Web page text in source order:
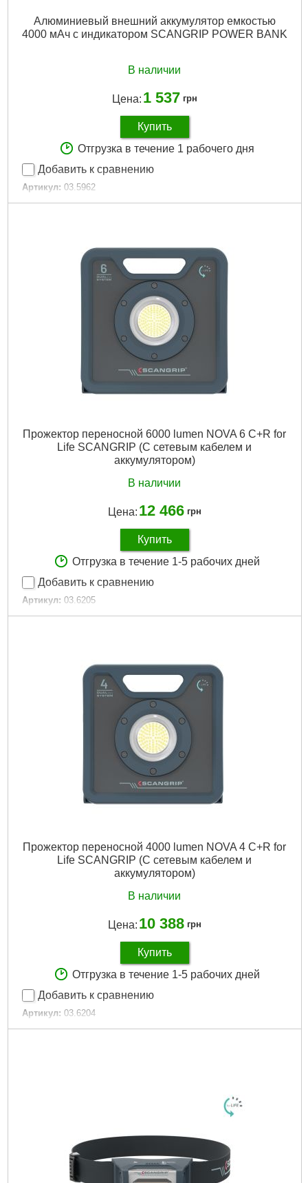
Алюминиевый внешний аккумулятор емкостью
4000 мАч с индикатором SCANGRIP POWER BANK
В наличии
Цена: 1 537 грн
Купить
Отгрузка в течение 1 рабочего дня
Добавить к сравнению
Артикул: 03.5962
Код товара: 30.77.41
Подробнее...
Прожектор переносной 6000 lumen NOVA 6 C+R for
Life SCANGRIP (С сетевым кабелем и
аккумулятором)
В наличии
Цена: 12 466 грн
Купить
Отгрузка в течение 1-5 рабочих дней
Добавить к сравнению
Артикул: 03.6205
Код товара: 30.49.54
Прожектор переносной 4000 lumen NOVA 4 C+R for
Life SCANGRIP (С сетевым кабелем и
аккумулятором)
В наличии
Цена: 10 388 грн
Купить
Отгрузка в течение 1-5 рабочих дней
Добавить к сравнению
Артикул: 03.6204
Код товара: 30.49.55